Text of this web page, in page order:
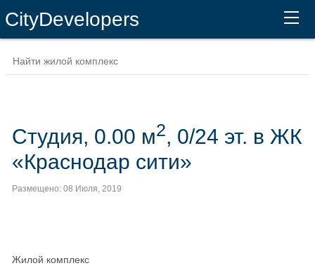
CityDevelopers
Студия, 0.00 м2, 0/24 эт. в ЖК
«Краснодар сити»
Размещено: 08 Июля, 2019
Жилой комплекс